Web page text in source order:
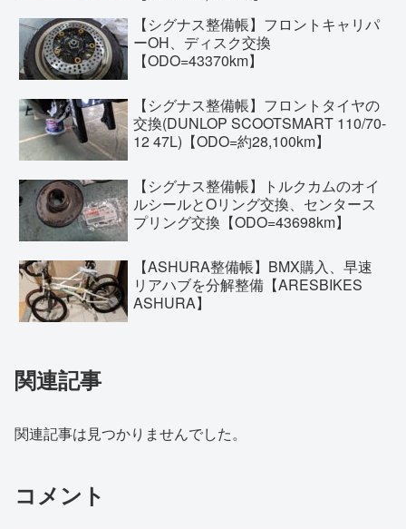
【シグナス整備帳】フロントキャリパ
ーOH、ディスク交換
【ODO=43370km】
【シグナス整備帳】フロントタイヤの
交換(DUNLOP SCOOTSMART 110/70-
12 47L)【ODO=約28,100km】
【シグナス整備帳】トルクカムのオイ
ルシールとOリング交換、センタース
プリング交換【ODO=43698km】
【ASHURA整備帳】BMX購入、早速
リアハブを分解整備【ARESBIKES
ASHURA】
関連記事
関連記事は見つかりませんでした。
コメント